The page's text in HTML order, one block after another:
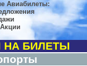
Авиабилеты:
НА БИЛЕТЫ